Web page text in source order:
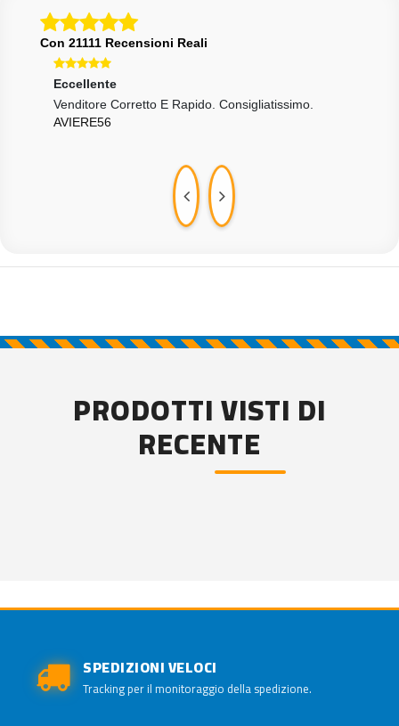
Con 21111 Recensioni Reali
Eccellente
Venditore Corretto E Rapido. Consigliatissimo.
AVIERE56
PRODOTTI VISTI DI
RECENTE
SPEDIZIONI VELOCI
Tracking per il monitoraggio della spedizione.